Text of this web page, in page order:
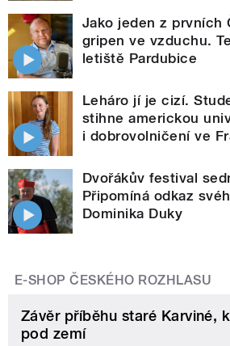
Jako jeden z prvních
gripen ve vzduchu.
letiště Pardubice
Leháro jí je cizí.
stihne americkou
i dobrovolničení ve
Dvořákův festival
Připomíná odkaz
Dominika Duky
E-SHOP ČESKÉHO ROZHLASU
Závěr příběhu staré Karviné,
pod zemí